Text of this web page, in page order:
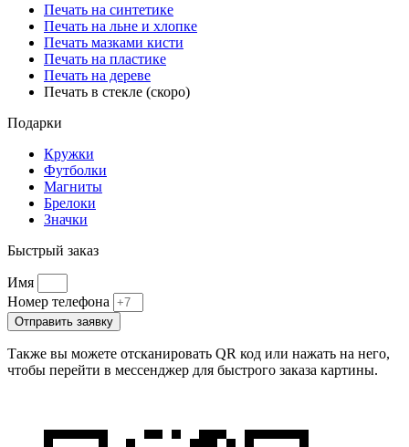
Печать на синтетике
Печать на льне и хлопке
Печать мазками кисти
Печать на пластике
Печать на дереве
Печать в стекле (скоро)
Подарки
Кружки
Футболки
Магниты
Брелоки
Значки
Быстрый заказ
Имя
Номер телефона
Отправить заявку
Также вы можете отсканировать QR код или нажать на него,
чтобы перейти в мессенджер для быстрого заказа картины.